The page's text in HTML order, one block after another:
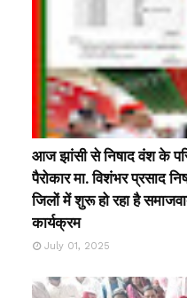
आज झांसी से निषाद वंश के
पैरोकार मा. विशंभर प्रसाद
जिलों में शुरू हो रहा है
कार्यक्रम
July 01, 2025